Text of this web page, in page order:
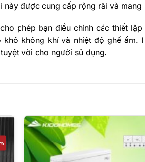
này được cung cấp rộng rãi và
phép bạn điều chỉnh các thiết
không khí và nhiệt độ ghế ấm.
vời cho người sử dụng.